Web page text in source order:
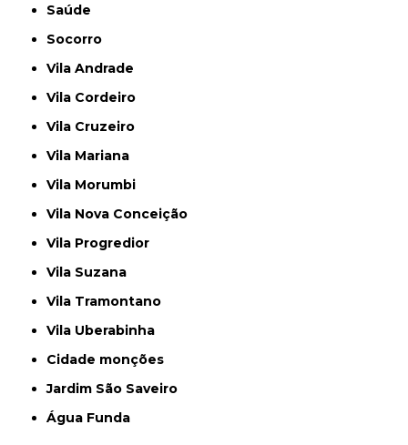
Saúde
Socorro
Vila Andrade
Vila Cordeiro
Vila Cruzeiro
Vila Mariana
Vila Morumbi
Vila Nova Conceição
Vila Progredior
Vila Suzana
Vila Tramontano
Vila Uberabinha
cidade monções
jardim São Saveiro
Água Funda